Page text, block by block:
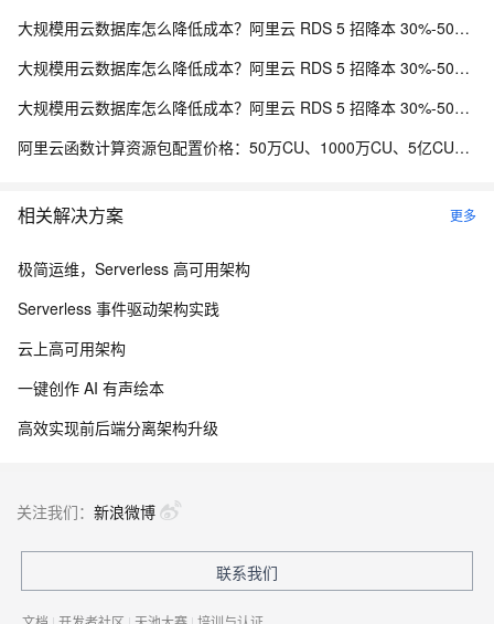
大规模用云数据库怎么降低成本？阿里云 RDS 5 招降本 30%-50% 实战方案
大规模用云数据库怎么降低成本？阿里云 RDS 5 招降本 30%-50% 实战方案
大规模用云数据库怎么降低成本？阿里云 RDS 5 招降本 30%-50% 实战方案
阿里云函数计算资源包配置价格：50万CU、1000万CU、5亿CU和20亿CU资源包费用清单
相关解决方案 更多
极简运维，Serverless 高可用架构
Serverless 事件驱动架构实践
云上高可用架构
一键创作 AI 有声绘本
高效实现前后端分离架构升级
关注我们： 新浪微博
联系我们